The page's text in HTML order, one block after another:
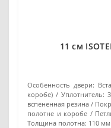
11 см
Особенность двери:
коробе)
Уплотнитель:
вспененная резина
полотне и коробе
Толщина полотна: 110 мм